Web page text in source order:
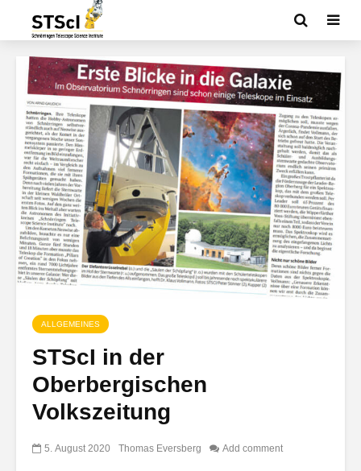
ALLGEMEINES
STScI in der
Oberbergischen
Volkszeitung
5. August 2020 Thomas Eversberg Add comment